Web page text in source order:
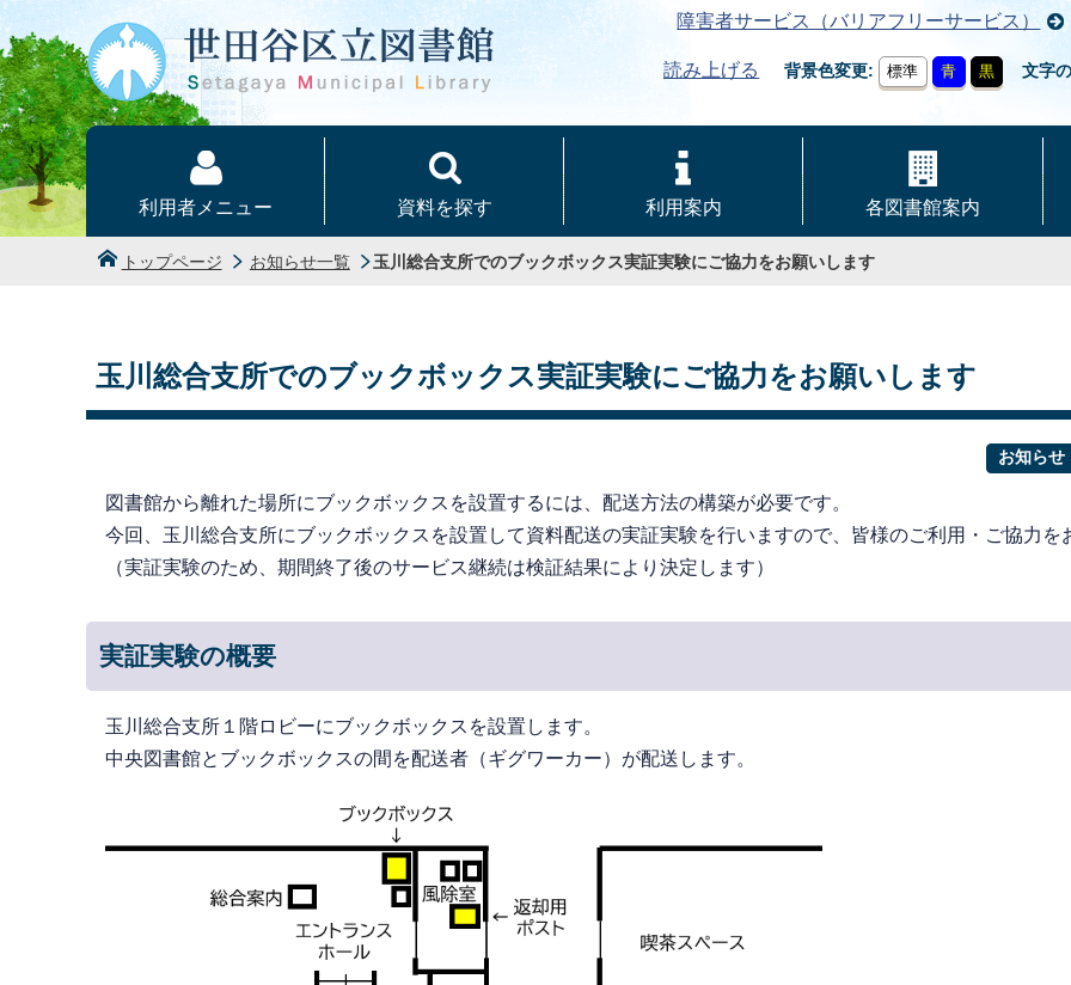
本文へ
障害者サービス（バリアフリーサービス）
読み上げる 背景色変更 標準 青 黒 文字
利用者メニュー 資料を探す 利用案内 各図書館案内
トップページ お知らせ一覧 玉川総合支所でのブックボックス実証実験にご協力をお願いします
玉川総合支所でのブックボックス実証実験にご協力をお願いします
お知らせ
図書館から離れた場所にブックボックスを設置するには、配送方法の構築が必要です。
今回、玉川総合支所にブックボックスを設置して資料配送の実証実験を行いますので、皆様のご利用・ご協力を
（実証実験のため、期間終了後のサービス継続は検証結果により決定します）
実証実験の概要
玉川総合支所１階ロビーにブックボックスを設置します。
中央図書館とブックボックスの間を配送者（ギグワーカー）が配送します。